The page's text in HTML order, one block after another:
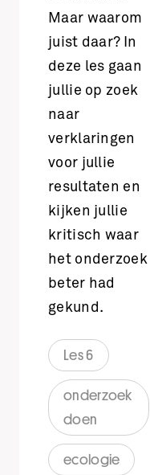
Maar waarom
juist daar? In
deze les gaan
jullie op zoek
naar
verklaringen
voor jullie
resultaten en
kijken jullie
kritisch waar
het onderzoek
beter had
gekund.
Les 6
onderzoek
doen
ecologie